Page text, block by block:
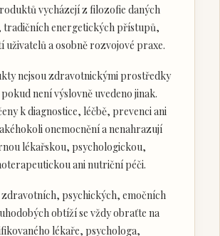
vycházejí z filozofie daných
tradičních energetických přístupů,
uživatelů a osobně rozvojové praxe.
nejsou zdravotnickými prostředky
není výslovně uvedeno jinak.
k diagnostice, léčbě, prevenci ani
onemocnění a nenahrazují
lékařskou, psychologickou,
ani nutriční péči.
psychických, emočních
obtíží se vždy obraťte na
lékaře, psychologa,